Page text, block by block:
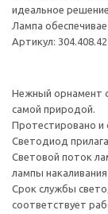
идеальное
Лампа
Артикул: 304.408.42
Нежный орнамент
самой природой.
Протестировано и
Светодиод
Световой поток
лампы накаливания
Срок службы
соответствует